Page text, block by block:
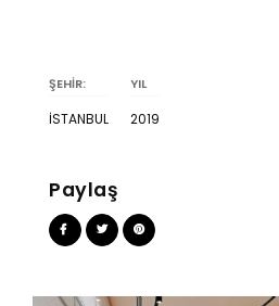
ŞEHİR:
İSTANBUL
YIL
2019
Paylaş